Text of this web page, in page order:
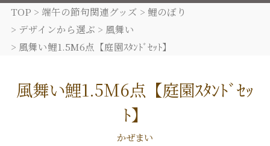
TOP 端午の節句関連グッズ
鯉のぼり
デザインから選ぶ
風舞い
風舞い鯉1.5M6点【庭園ｽﾀﾝﾄﾞｾｯﾄ】
風舞い鯉1.5M6点【庭園ｽﾀﾝﾄﾞｾｯ
ﾄ】
かぜまい